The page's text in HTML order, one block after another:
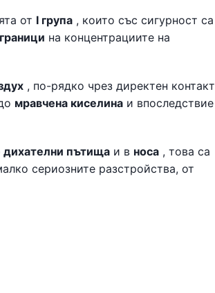
от I група , които със сигурност са
граници на концентрациите на
, по-рядко чрез директен контакт
мравчена киселина и впоследствие
дихателни пътища и в носа , това са
сериозните разстройства, от